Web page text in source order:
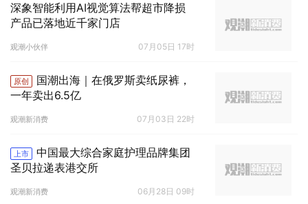
深象智能利用AI视觉算法帮超市降损
产品已落地近千家门店
观潮小伙伴 07月05日 17时
原创
国潮出海｜在俄罗斯卖纸尿裤，
一年卖出6.5亿
观潮新消费 07月03日 22时
上市
中国最大综合家庭护理品牌集团
圣贝拉递表港交所
观潮新消费 06月28日 09时